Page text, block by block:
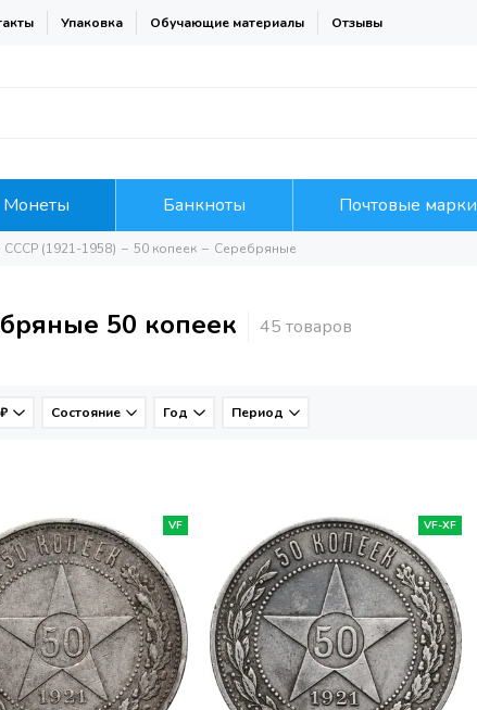
Упаковка Обучающие материалы Отзывы
Монеты Банкноты Почтовые марки
(1921-1958) 50 копеек Серебряные
50 копеек
Состояние Год Период
VF VF-XF